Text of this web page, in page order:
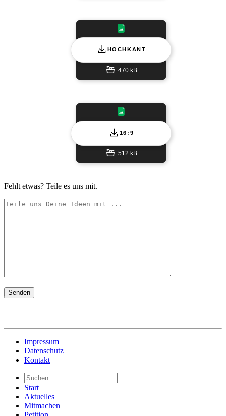
HOCHKANT
470 kB
16:9
512 kB
Fehlt etwas? Teile es uns mit.
Bitte lasse dieses Feld leer.
Impressum
Datenschutz
Kontakt
Start
Aktuelles
Mitmachen